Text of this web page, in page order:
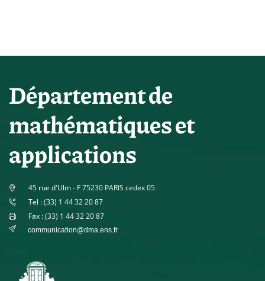
Département de
mathématiques et
applications
45 rue d'Ulm - F 75230 PARIS cedex 05
Tel : (33) 1 44 32 20 87
Fax : (33) 1 44 32 20 87
communication@dma.ens.fr